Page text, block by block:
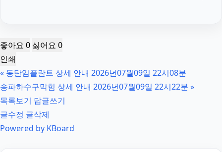
소액결제
구리하수구막힘
좋아요 0 싫어요 0
인쇄
« 동탄임플란트 상세 안내 2026년07월09일 22시08분
송파하수구막힘 상세 안내 2026년07월09일 22시22분 »
목록보기 답글쓰기
글수정 글삭제
Powered by KBoard